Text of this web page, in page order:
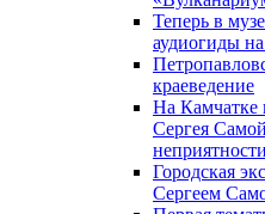
Теперь в
аудиогиды
краеведение
На Камчатке
Сергея
Городская
Сергеем